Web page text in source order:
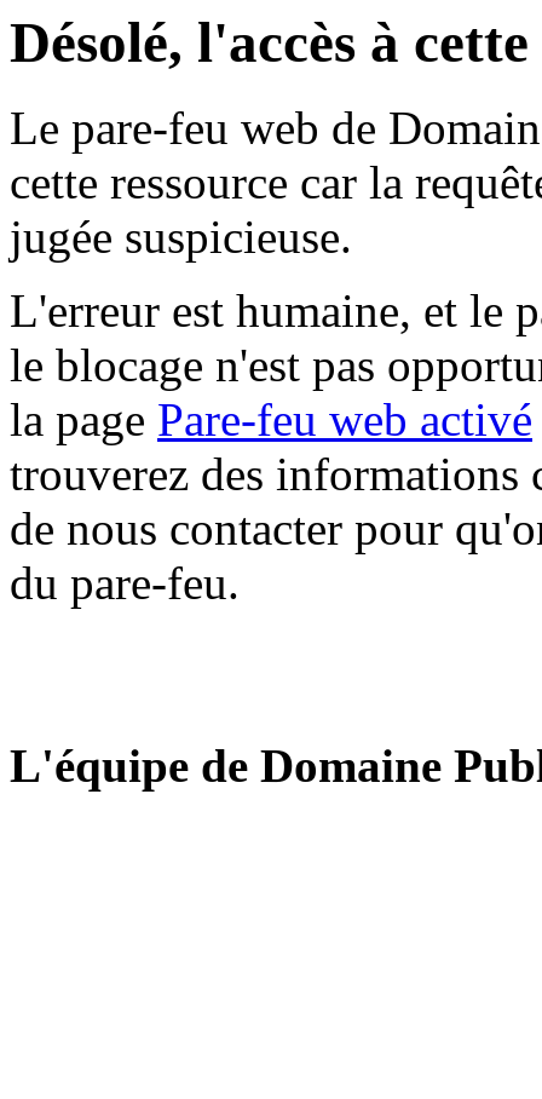
Désolé, l'accès à
Le pare-feu web de
cette ressource car la
jugée suspicieuse.
L'erreur est humaine, et le
le blocage n'est pas
la page Pare-feu web activé
trouverez des informations
de nous contacter pour
du pare-feu.
L'équipe de Domaine